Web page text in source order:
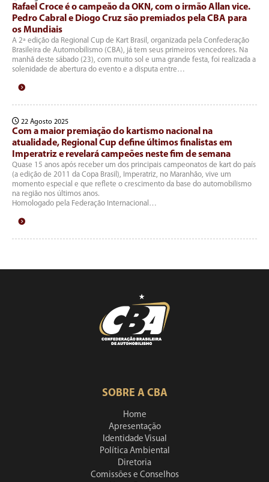
Rafael Croce é o campeão da OKN, com o irmão Allan vice.
Pedro Cabral e Diogo Cruz são premiados pela CBA para
os Mundiais
A 2ª edição da Regional Cup de Kart Brasil, organizada pela Confederação
Brasileira de Automobilismo (CBA), já tem seus primeiros vencedores. Na
manhã deste sábado (23), com muito sol e uma grande festa, foi realizada a
solenidade de abertura do evento e a disputa entre…
22 Agosto 2025
Com a maior premiação do kartismo nacional na
atualidade, Regional Cup define últimos finalistas em
Imperatriz e revelará campeões neste fim de semana
Quase 15 anos após receber um dos principais campeonatos de kart do país
(a edição de 2011 da Copa Brasil), Imperatriz, no Maranhão, vive um
momento especial e que reflete o crescimento da base do automobilismo
na região nos últimos anos.
Homologado pela Federação Internacional…
SOBRE A CBA
Home
Apresentação
Identidade Visual
Política Ambiental
Diretoria
Comissões e Conselhos